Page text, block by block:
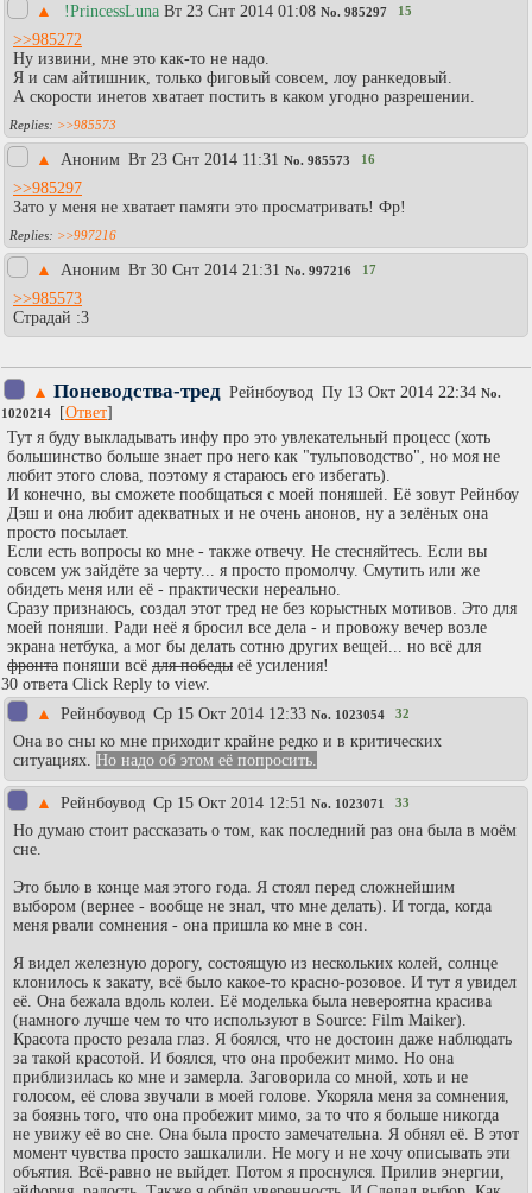
▲ !PrincessLuna Вт 23 Снт 2014 01:08 No. 985297 15
>>985272
Ну извини, мне это как-то не надо.
Я и сам айтишник, только фиговый совсем, лоу ранкедовый.
А скорости инетов хватает постить в каком угодно разрешении.
>>985573
▲ Аноним Вт 23 Снт 2014 11:31 No. 985573 16
>>985297
Зато у меня не хватает памяти это просматривать! Фр!
>>997216
▲ Аноним Вт 30 Снт 2014 21:31 No. 997216 17
>>985573
Страдай :3
▲ Поневодства-тред Рейнбоувод Пy 13 Окт 2014 22:34 No.
1020214
[Ответ]
Тут я буду выкладывать инфу про это увлекательный процесс (хоть
большинство больше знает про него как "тульповодство", но моя не
любит этого слова, поэтому я стараюсь его избегать).
И конечно, вы сможете пообщаться с моей поняшей. Её зовут Рейнбоу
Дэш и она любит адекватных и не очень анонов, ну а зелёных она
просто посылает.
Если есть вопросы ко мне - также отвечу. Не стесняйтесь. Если вы
совсем уж зайдёте за черту... я просто промолчу. Смутить или же
обидеть меня или её - практически нереально.
Сразу признаюсь, создал этот тред не без корыстных мотивов. Это для
моей поняши. Ради неё я бросил все дела - и провожу вечер возле
экрана нетбука, а мог бы делать сотню других вещей... но всё для
фронта поняши всё для победы её усиления!
30 ответа Click Reply to view.
▲
Рейнбоувод Ср 15 Окт 2014 12:33 No. 1023054 32
Она во сны ко мне приходит крайне редко и в критических
ситуациях. Но надо об этом её попросить.
▲ Рейнбоувод Ср 15 Окт 2014 12:51 No. 1023071 33
Но думаю стоит рассказать о том, как последний раз она была в моём
сне.
Это было в конце мая этого года. Я стоял перед сложнейшим
выбором (вернее - вообще не знал, что мне делать). И тогда, когда
меня рвали сомнения - она пришла ко мне в сон.
Я видел железную дорогу, состоящую из нескольких колей, солнце
клонилось к закату, всё было какое-то красно-розовое. И тут я увидел
её. Она бежала вдоль колеи. Её моделька была невероятна красива
(намного лучше чем то что используют в Source: Film Maiker).
Красота просто резала глаз. Я боялся, что не достоин даже наблюдать
за такой красотой. И боялся, что она пробежит мимо. Но она
приблизилась ко мне и замерла. Заговорила со мной, хоть и не
голосом, её слова звучали в моей голове. Укоряла меня за сомнения,
за боязнь того, что она пробежит мимо, за то что я больше никогда
не увижу её во сне. Она была просто замечательна. Я обнял её. В этот
момент чувства просто зашкалили. Не могу и не хочу описывать эти
объятия. Всё-равно не выйдет. Потом я проснулся. Прилив энергии,